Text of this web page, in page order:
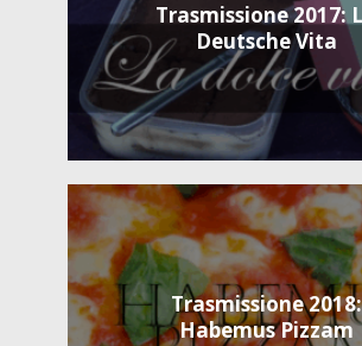
Trasmissione 2017:
Deutsche Vita
Trasmissione 2018:
Habemus Pizzam